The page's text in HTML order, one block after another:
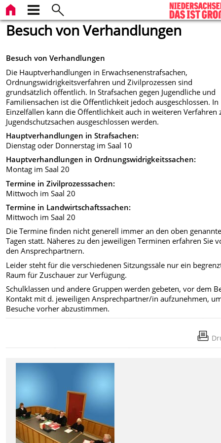
Besuch von Verhandlungen
Besuch von Verhandlungen
Die Hauptverhandlungen in Erwachsenenstrafsachen,
Ordnungswidrigkeitsverfahren und Zivilprozessen sind
grundsätzlich öffentlich. In Strafsachen gegen Jugendliche und
Familiensachen ist die Öffentlichkeit jedoch ausgeschlossen. In
Einzelfällen kann die Öffentlichkeit auch in weiteren Verfahren
Jugendschutzsachen ausgeschlossen werden.
Hauptverhandlungen in Strafsachen:
Dienstag oder Donnerstag im Saal 10
Hauptverhandlungen in Ordnungswidrigkeitssachen:
Montag im Saal 20
Termine in Zivilprozesssachen:
Mittwoch im Saal 20
Termine in Landwirtschaftssachen:
Mittwoch im Saal 20
Die Termine finden nicht generell immer an den oben
Tagen statt. Näheres zu den jeweiligen Terminen erfahren Sie
den Ansprechpartnern.
Leider steht für die verschiedenen Sitzungssäle nur ein
Raum für Zuschauer zur Verfügung.
Schulklassen und andere Gruppen werden gebeten, vor dem
Kontakt mit d. jeweiligen Ansprechpartner/in aufzunehmen,
Besuche vorher abzustimmen.